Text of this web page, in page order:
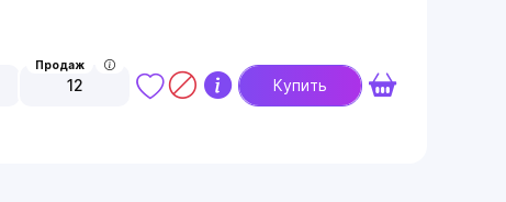
Продаж
12 Купить